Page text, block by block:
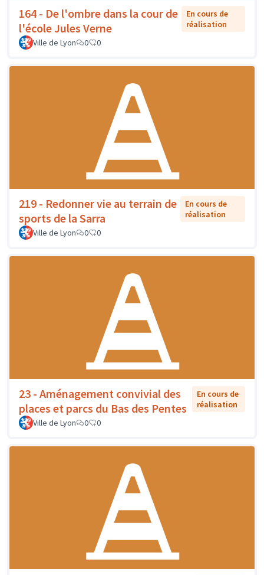
164 - De l'ombre dans la cour de
l'école Jules Verne
En cours de
réalisation
Ville de Lyon
0 0
219 - Redonner vie au terrain de
sports de la Sarra
En cours de
réalisation
Ville de Lyon
0 0
23 - Aménagement convivial des
places et parcs du Bas des Pentes
En cours de
réalisation
Ville de Lyon
0 0